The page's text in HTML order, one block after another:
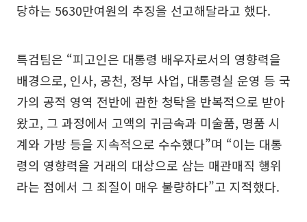
당하는 5630만여원의 추징을 선고해달라고 했다.
특검팀은 “피고인은 대통령 배우자로서의 영향력을
배경으로, 인사, 공천, 정부 사업, 대통령실 운영 등 국
가의 공적 영역 전반에 관한 청탁을 반복적으로 받아
왔고, 그 과정에서 고액의 귀금속과 미술품, 명품 시
계와 가방 등을 지속적으로 수수했다”며 “이는 대통
령의 영향력을 거래의 대상으로 삼는 매관매직 행위
라는 점에서 그 죄질이 매우 불량하다”고 지적했다.